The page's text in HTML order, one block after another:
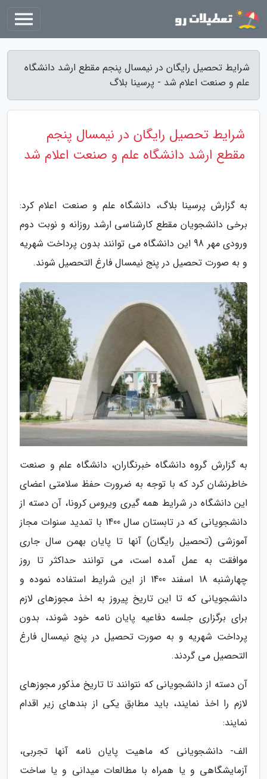
شرایط تحصیل رایگان در نیمسال پنجم مقطع ارشد دانشگاه
علم و صنعت اعلام شد - پرسینا بلاگ
شرایط تحصیل رایگان در نیمسال پنجم
مقطع ارشد دانشگاه علم و صنعت اعلام شد
به گزارش پرسینا بلاگ، دانشگاه علم و صنعت اعلام کرد:
برخی دانشجویان مقطع کارشناسی ارشد روزانه و نوبت دوم
ورودی مهر 98 این دانشگاه می توانند بدون پرداخت شهریه
و به صورت تحصیل در پنج نیمسال فارغ التحصیل شوند.
به گزارش گروه دانشگاه خبرنگاران، دانشگاه علم و صنعت
خاطرنشان کرد که با توجه به ضرورت حفظ سلامتی اعضای
این دانشگاه در شرایط همه گیری ویروس کرونا، آن دسته از
دانشجویانی که در تابستان سال 1400 با تمدید سنوات مجاز
آموزشی (تحصیل رایگان) آنها تا پایان بهمن سال جاری
موافقت به عمل آمده است، می توانند حداکثر تا روز
چهارشنبه 18 اسفند 1400 از این شرایط استفاده نموده و
دانشجویانی که تا این تاریخ پیروز به اخذ مجوزهای لازم
برای برگزاری جلسه دفاعیه پایان نامه خود شوند، بدون
پرداخت شهریه و به صورت تحصیل در پنج نیمسال فارغ
التحصیل می گردند.
آن دسته از دانشجویانی که نتوانند تا تاریخ مذکور مجوزهای
لازم را اخذ نمایند، باید مطابق یکی از بندهای زیر اقدام
نمایند:
الف- دانشجویانی که ماهیت پایان نامه آنها تجربی،
آزمایشگاهی و یا همراه با مطالعات میدانی و یا ساخت